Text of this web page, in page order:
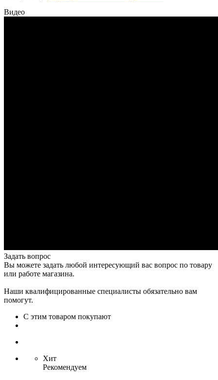
Видео
Задать вопрос
Вы можете задать любой интересующий вас вопрос по товару
или работе магазина.
Наши квалифицированные специалисты обязательно вам
помогут.
С этим товаром покупают
Хит
Рекомендуем